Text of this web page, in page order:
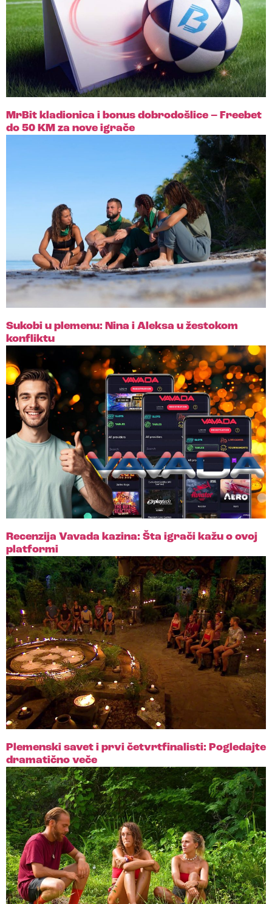
MrBit kladionica i bonus dobrodošlice – Freebet
do 50 KM za nove igrače
Sukobi u plemenu: Nina i Aleksa u žestokom
konfliktu
Recenzija Vavada kazina: Šta igrači kažu o ovoj
platformi
Plemenski savet i prvi četvrtfinalisti: Pogledajte
dramatično veče